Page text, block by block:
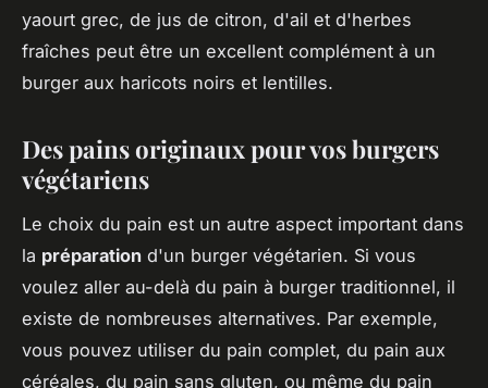
yaourt grec, de jus de citron, d'ail et d'herbes
fraîches peut être un excellent complément à un
burger aux haricots noirs et lentilles.
Des pains originaux pour vos burgers
végétariens
Le choix du pain est un autre aspect important dans
la préparation d'un burger végétarien. Si vous
voulez aller au-delà du pain à burger traditionnel, il
existe de nombreuses alternatives. Par exemple,
vous pouvez utiliser du pain complet, du pain aux
céréales, du pain sans gluten, ou même du pain